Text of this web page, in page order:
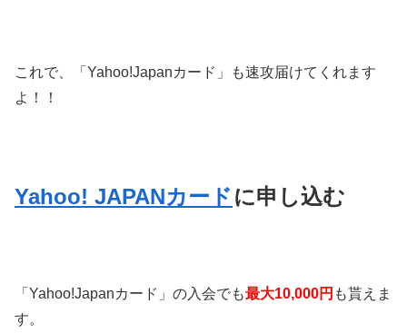
これで、「Yahoo!Japanカード」も速攻届けてくれます
よ！！
Yahoo! JAPANカード に申し込む
「Yahoo!Japanカード」の入会でも最大10,000円 も貰えま
す。